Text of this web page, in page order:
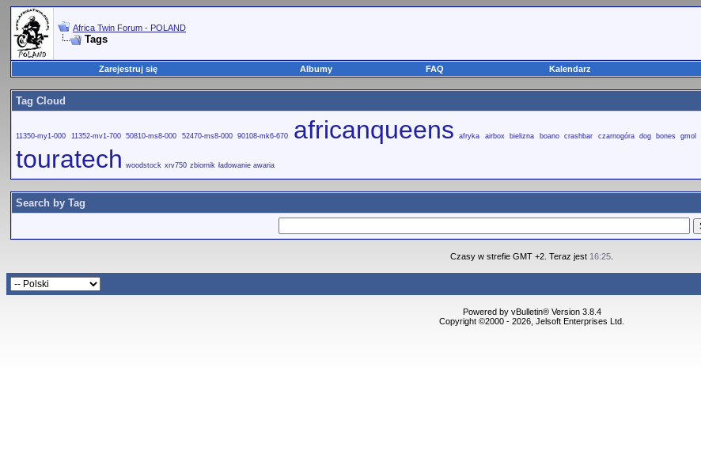
Africa Twin Forum - POLAND
Tags
Zarejestruj się Albumy FAQ Kalendarz
Tag Cloud
11350-my1-000 11352-mv1-700 50810-ms8-000 52470-ms8-000 90108-mk6-670 africanqueens afryka airbox bielizna boano crashbar czarnogóra dog bones gmol
touratech woodstock xrv750 zbiornik ładowanie awaria
Search by Tag
Czasy w strefie GMT +2. Teraz jest 16:25
Powered by vBulletin® Version 3.8.4
Copyright ©2000 - 2026, Jelsoft Enterprises Ltd.